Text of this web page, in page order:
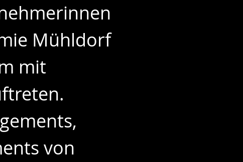
Mühldorf
mit
von